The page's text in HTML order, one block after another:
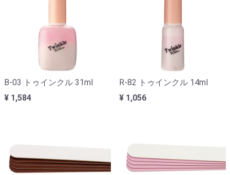
B-03 トゥインクル 31ml
¥ 1,584
R-82 トゥインクル 14ml
¥ 1,056